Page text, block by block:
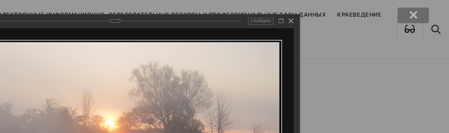
ИНФОРМАЦИОННО-ОБРАЗОВАТЕЛЬНЫЕ РЕСУРСЫ И ПРОФЕССИОНАЛЬНЫЕ БАЗЫ ДАННЫХ КРАЕВЕДЕНИЕ
Поволжья
слайдер